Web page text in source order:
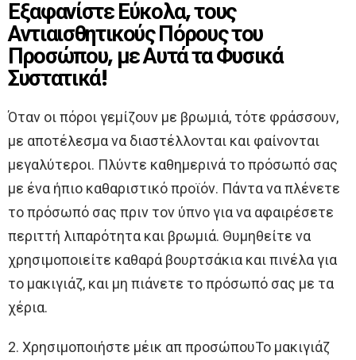
Εξαφανίστε Εύκολα, τους
Αντιαισθητικούς Πόρους του
Προσώπου, με Αυτά τα Φυσικά
Συστατικά!
Όταν οι πόροι γεμίζουν με βρωμιά, τότε φράσσουν,
με αποτέλεσμα να διαστέλλονται και φαίνονται
μεγαλύτεροι. Πλύντε καθημερινά το πρόσωπό σας
με ένα ήπιο καθαριστικό προϊόν. Πάντα να πλένετε
το πρόσωπό σας πριν τον ύπνο για να αφαιρέσετε
περιττή λιπαρότητα και βρωμιά. Θυμηθείτε να
χρησιμοποιείτε καθαρά βουρτσάκια και πινέλα για
το μακιγιάζ, και μη πιάνετε το πρόσωπό σας με τα
χέρια.
2. Χρησιμοποιήστε μέικ απ προσώπουΤο μακιγιάζ